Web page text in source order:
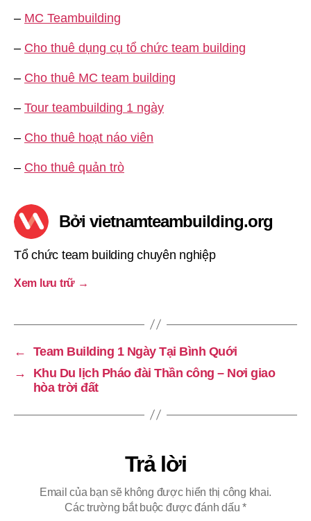
– MC Teambuilding
– Cho thuê dụng cụ tổ chức team building
– Cho thuê MC team building
– Tour teambuilding 1 ngày
– Cho thuê hoạt náo viên
– Cho thuê quản trò
Bởi vietnamteambuilding.org
Tổ chức team building chuyên nghiệp
Xem lưu trữ →
←
Team Building 1 Ngày Tại Bình Quới
→
Khu Du lịch Pháo đài Thần công – Nơi giao
hòa trời đất
Trả lời
Email của bạn sẽ không được hiển thị công khai.
Các trường bắt buộc được đánh dấu*